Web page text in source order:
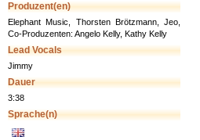
Produzent(en)
Elephant Music, Thorsten Brötzmann, Jeo,
Co-Produzenten: Angelo Kelly, Kathy Kelly
Lead Vocals
Jimmy
Dauer
3:38
Sprache(n)